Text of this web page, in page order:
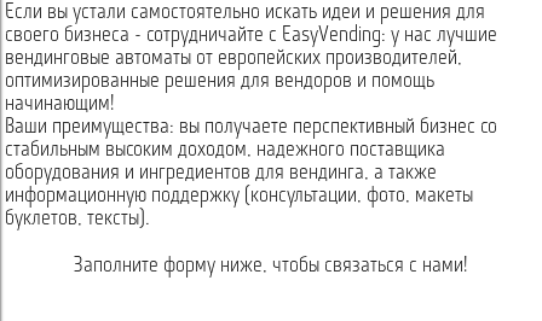
Если вы устали самостоятельно искать идеи и решения для
своего бизнеса - сотрудничайте с EasyVending: у нас лучшие
вендинговые автоматы от европейских производителей,
оптимизированные решения для вендоров и помощь
начинающим!
Ваши преимущества: вы получаете перспективный бизнес со
стабильным высоким доходом, надежного поставщика
оборудования и ингредиентов для вендинга, а также
информационную поддержку (консультации, фото, макеты
буклетов, тексты).
Заполните форму ниже, чтобы связаться с нами!